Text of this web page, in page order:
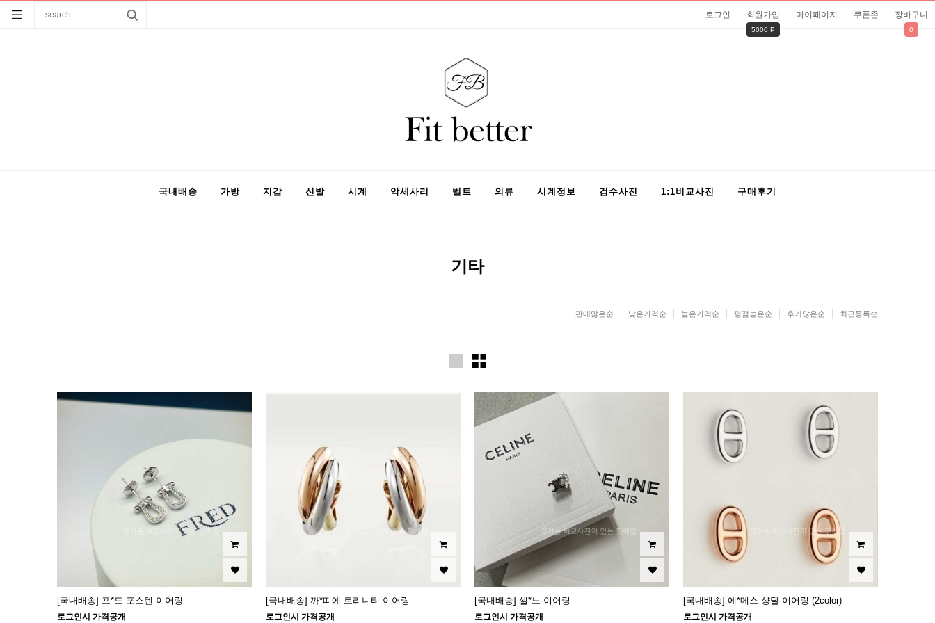
로그인 회원가입
5000 P
마이페이지 쿠폰존 장바구니
0
국내배송 가방 지갑 신발 시계 악세사리 벨트 의류 시계정보 검수사진 1:1비교사진 구매후기
기타
판매많은순 낮은가격순 높은가격순 평점높은순 후기많은순 최근등록순
[국내배송] 프*드 포스텐 이어링
로그인시 가격공개
[국내배송] 까*띠에 트리니티 이어링
로그인시 가격공개
[국내배송] 셀*느 이어링
로그인시 가격공개
[국내배송] 에*메스 샹달 이어링 (2color)
로그인시 가격공개